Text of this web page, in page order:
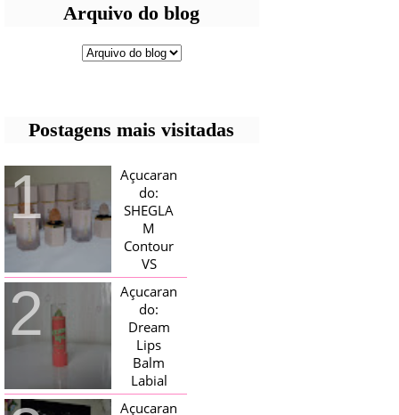
Arquivo do blog
Postagens mais visitadas
Açucaran
do:
SHEGLA
M
Contour
VS
Bronzer!
HELLO AÇUCARADAS, E NESTE
MÊS CHEGOU AQUI EM CASA UMA
CAIXA RECHEADA DE SHEGLAM,
TINHA BLUSH, ILUMINADORES E
TODOS OS BRONZER E
CONTORNOS ...
Açucaran
do:
Dream
Lips
Balm
Labial
Magico
Açucaran